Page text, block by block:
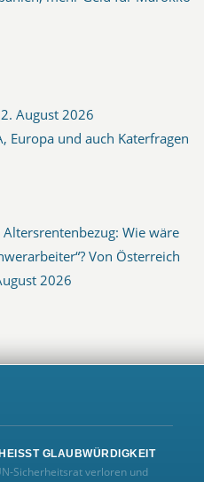
2. August 2026
Europa und auch Katerfragen
Wie wäre
Von Österreich
2026
GLAUBWÜRDIGKEIT
verloren und